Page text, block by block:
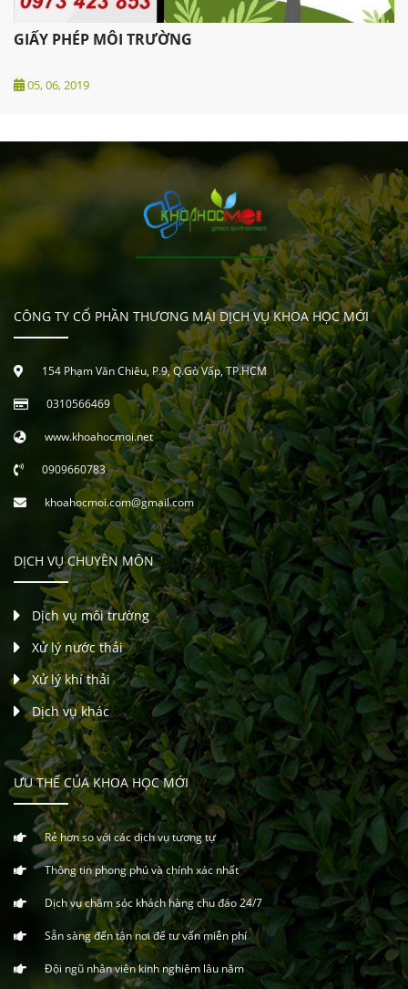
GIẤY PHÉP MÔI TRƯỜNG
05, 06, 2019
CÔNG TY CỔ PHẦN THƯƠNG MẠI DỊCH VỤ KHOA HỌC MỚI
154 Phạm Văn Chiêu, P.9, Q.Gò Vấp, TP.HCM
0310566469
www.khoahocmoi.net
0909660783
khoahocmoi.com@gmail.com
DỊCH VỤ CHUYÊN MÔN
Dịch vụ môi trường
Xử lý nước thải
Xử lý khí thải
Dịch vụ khác
ƯU THẾ CỦA KHOA HỌC MỚI
Rẻ hơn so với các dịch vụ tương tự
Thông tin phong phú và chính xác nhất
Dịch vụ chăm sóc khách hàng chu đáo 24/7
Sẵn sàng đến tận nơi để tư vấn miễn phí
Đội ngũ nhân viên kinh nghiệm lâu năm